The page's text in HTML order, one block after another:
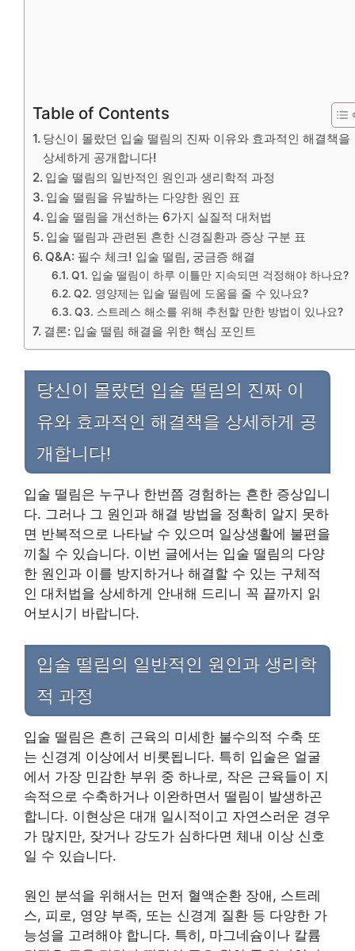
Table of Contents
당신이 몰랐던 입술 떨림의 진짜 이유와 효과적인 해결책을
상세하게 공개합니다!
입술 떨림의 일반적인 원인과 생리학적 과정
입술 떨림을 유발하는 다양한 원인 표
입술 떨림을 개선하는 6가지 실질적 대처법
입술 떨림과 관련된 흔한 신경질환과 증상 구분 표
Q&A: 필수 체크! 입술 떨림, 궁금증 해결
Q1. 입술 떨림이 하루 이틀만 지속되면 걱정해야 하나요?
Q2. 영양제는 입술 떨림에 도움을 줄 수 있나요?
Q3. 스트레스 해소를 위해 추천할 만한 방법이 있나요?
결론: 입술 떨림 해결을 위한 핵심 포인트
당신이 몰랐던 입술 떨림의 진짜 이
유와 효과적인 해결책을 상세하게 공
개합니다!
입술 떨림은 누구나 한번쯤 경험하는 흔한 증상입니
다. 그러나 그 원인과 해결 방법을 정확히 알지 못하
면 반복적으로 나타날 수 있으며 일상생활에 불편을
끼칠 수 있습니다. 이번 글에서는 입술 떨림의 다양
한 원인과 이를 방지하거나 해결할 수 있는 구체적
인 대처법을 상세하게 안내해 드리니 꼭 끝까지 읽
어보시기 바랍니다.
입술 떨림의 일반적인 원인과 생리학
적 과정
입술 떨림은 흔히 근육의 미세한 불수의적 수축 또
는 신경계 이상에서 비롯됩니다. 특히 입술은 얼굴
에서 가장 민감한 부위 중 하나로, 작은 근육들이 지
속적으로 수축하거나 이완하면서 떨림이 발생하곤
합니다. 이현상은 대개 일시적이고 자연스러운 경우
가 많지만, 잦거나 강도가 심하다면 체내 이상 신호
일 수 있습니다.
원인 분석을 위해서는 먼저 혈액순환 장애, 스트레
스, 피로, 영양 부족, 또는 신경계 질환 등 다양한 가
능성을 고려해야 합니다. 특히, 마그네슘이나 칼륨